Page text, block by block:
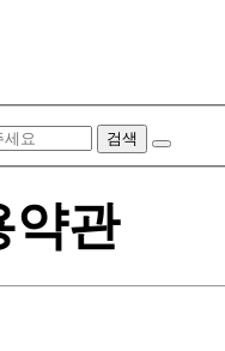
검색
약관